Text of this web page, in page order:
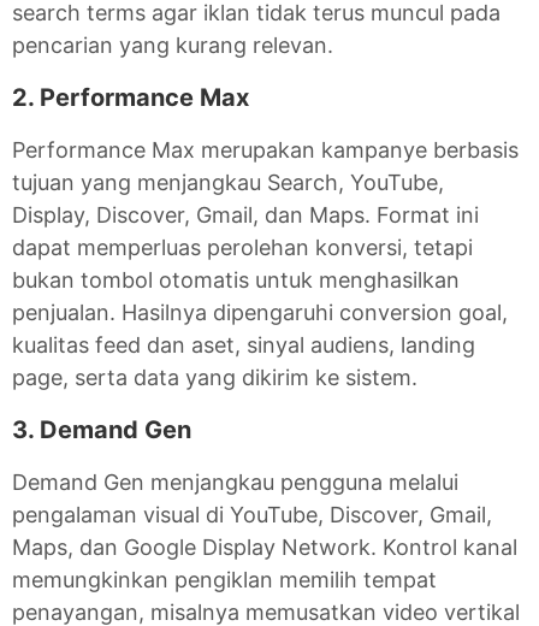
search terms agar iklan tidak terus muncul pada
pencarian yang kurang relevan.
2. Performance Max
Performance Max merupakan kampanye berbasis
tujuan yang menjangkau Search, YouTube,
Display, Discover, Gmail, dan Maps. Format ini
dapat memperluas perolehan konversi, tetapi
bukan tombol otomatis untuk menghasilkan
penjualan. Hasilnya dipengaruhi conversion goal,
kualitas feed dan aset, sinyal audiens, landing
page, serta data yang dikirim ke sistem.
3. Demand Gen
Demand Gen menjangkau pengguna melalui
pengalaman visual di YouTube, Discover, Gmail,
Maps, dan Google Display Network. Kontrol kanal
memungkinkan pengiklan memilih tempat
penayangan, misalnya memusatkan video vertikal